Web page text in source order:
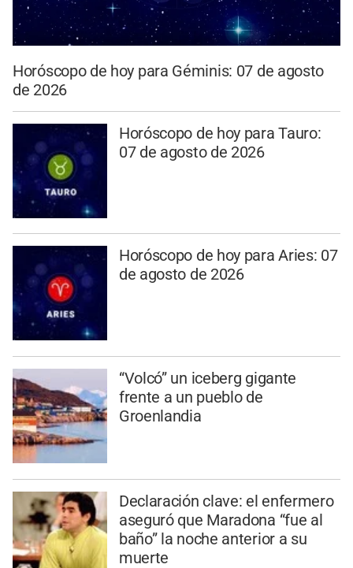
Horóscopo de hoy para Géminis: 07 de agosto
de 2026
Horóscopo de hoy para Tauro:
07 de agosto de 2026
Horóscopo de hoy para Aries: 07
de agosto de 2026
“Volcó” un iceberg gigante
frente a un pueblo de
Groenlandia
Declaración clave: el enfermero
aseguró que Maradona “fue al
baño” la noche anterior a su
muerte